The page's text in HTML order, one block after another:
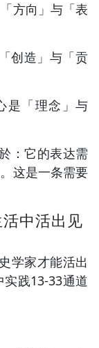
方向」与「表
创造」与「贡
是「理念」与
：它的表达需
这是一条需要
中活出见
学家才能活出
践13-33通道